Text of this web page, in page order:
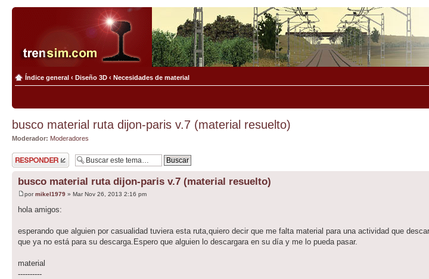
Índice general ‹ Diseño 3D ‹ Necesidades de material
busco material ruta dijon-paris v.7 (material resuelto)
Moderador: Moderadores
Publicar una
respuesta
busco material ruta dijon-paris v.7 (material resuelto)
pormikel1979 » Mar Nov 26, 2013 2:16 pm
hola amigos:
esperando que alguien por casualidad tuviera esta ruta,quiero decir que me falta material para una actividad que
que ya no está para su descarga.Espero que alguien lo descargara en su día y me lo pueda pasar.
material
----------